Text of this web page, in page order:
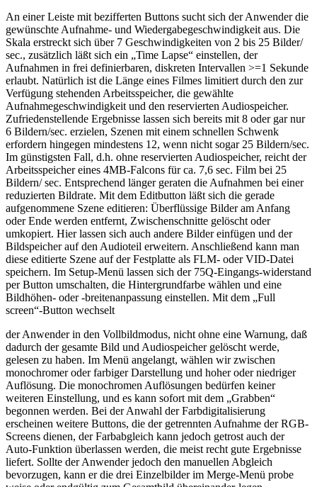
An einer Leiste mit bezifferten Buttons sucht sich der Anwender die
gewünschte Aufnahme- und Wiedergabegeschwindigkeit aus. Die
Skala erstreckt sich über 7 Geschwindigkeiten von 2 bis 25 Bilder/
sec., zusätzlich läßt sich ein „Time Lapse“ einstellen, der
Aufnahmen in frei definierbaren, diskreten Intervallen >=1 Sekunde
erlaubt. Natürlich ist die Länge eines Filmes limitiert durch den zur
Verfügung stehenden Arbeitsspeicher, die gewählte
Aufnahmegeschwindigkeit und den reservierten Audiospeicher.
Zufriedenstellende Ergebnisse lassen sich bereits mit 8 oder gar nur
6 Bildern/sec. erzielen, Szenen mit einem schnellen Schwenk
erfordern hingegen mindestens 12, wenn nicht sogar 25 Bildern/sec.
Im günstigsten Fall, d.h. ohne reservierten Audiospeicher, reicht der
Arbeitsspeicher eines 4MB-Falcons für ca. 7,6 sec. Film bei 25
Bildern/ sec. Entsprechend länger geraten die Aufnahmen bei einer
reduzierten Bildrate. Mit dem Editbutton läßt sich die gerade
aufgenommene Szene editieren: Überflüssige Bilder am Anfang
oder Ende werden entfernt, Zwischenschnitte gelöscht oder
umkopiert. Hier lassen sich auch andere Bilder einfügen und der
Bildspeicher auf den Audioteil erweitern. Anschließend kann man
diese editierte Szene auf der Festplatte als FLM- oder VID-Datei
speichern. Im Setup-Menü lassen sich der 75Q-Eingangs-widerstand
per Button umschalten, die Hintergrundfarbe wählen und eine
Bildhöhen- oder -breitenanpassung einstellen. Mit dem „Full
screen“-Button wechselt
der Anwender in den Vollbildmodus, nicht ohne eine Warnung, daß
dadurch der gesamte Bild und Audiospeicher gelöscht werde,
gelesen zu haben. Im Menü angelangt, wählen wir zwischen
monochromer oder farbiger Darstellung und hoher oder niedriger
Auflösung. Die monochromen Auflösungen bedürfen keiner
weiteren Einstellung, und es kann sofort mit dem „Grabben“
begonnen werden. Bei der Anwahl der Farbdigitalisierung
erscheinen weitere Buttons, die der getrennten Aufnahme der RGB-
Screens dienen, der Farbabgleich kann jedoch getrost auch der
Auto-Funktion überlassen werden, die meist recht gute Ergebnisse
liefert. Sollte der Anwender jedoch den manuellen Abgleich
bevorzugen, kann er die drei Einzelbilder im Merge-Menü probe